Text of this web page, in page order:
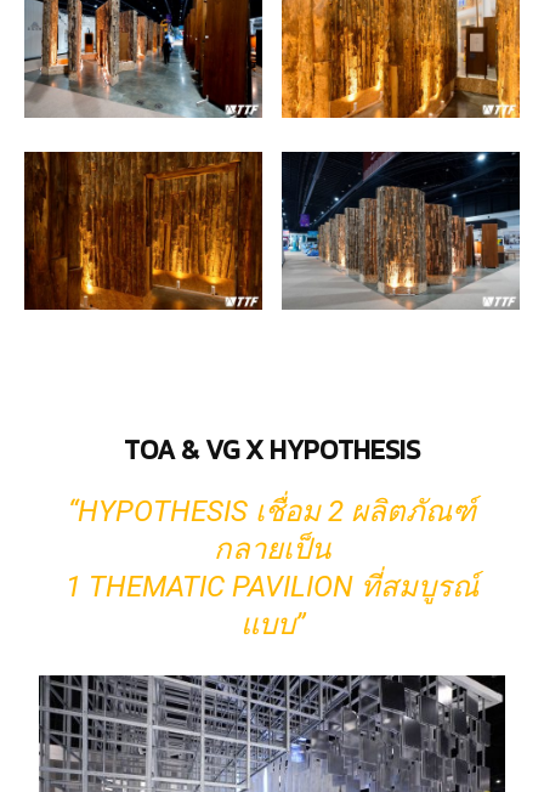
TOA & VG X HYPOTHESIS
“HYPOTHESIS เชื่อม 2 ผลิตภัณฑ์
กลายเป็น
1 THEMATIC PAVILION ที่สมบูรณ์
แบบ”